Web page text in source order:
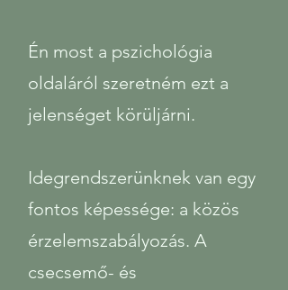
Én most a pszichológia
oldaláról szeretném ezt a
jelenséget körüljárni.
Idegrendszerünknek van egy
fontos képessége: a közös
érzelemszabályozás. A
csecsemő- és